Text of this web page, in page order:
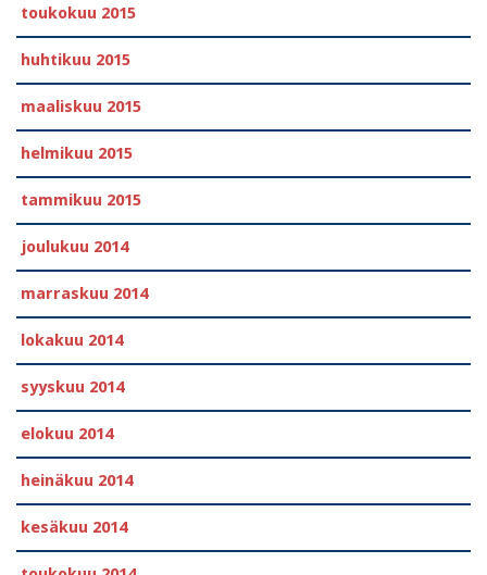
toukokuu 2015
huhtikuu 2015
maaliskuu 2015
helmikuu 2015
tammikuu 2015
joulukuu 2014
marraskuu 2014
lokakuu 2014
syyskuu 2014
elokuu 2014
heinäkuu 2014
kesäkuu 2014